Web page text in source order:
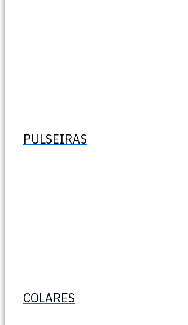
PULSEIRAS
COLARES